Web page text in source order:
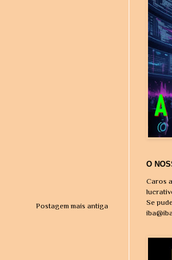
Postagem mais antiga
O
Caros
Se